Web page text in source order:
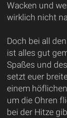
Wacken und
wirklich nicht
Doch bei all
ist alles gut
Spaßes und
setzt euer
einem
um die Ohren
bei der Hitze